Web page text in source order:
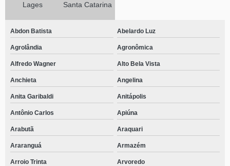
Lages Santa Catarina
Abdon Batista Abelardo Luz
Agrolândia Agronômica
Alfredo Wagner Alto Bela Vista
Anchieta Angelina
Anita Garibaldi Anitápolis
Antônio Carlos Apiúna
Arabutã Araquari
Araranguá Armazém
Arroio Trinta Arvoredo